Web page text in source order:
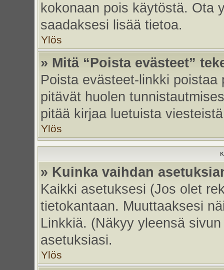
kokonaan pois käytöstä. Ota
saadaksesi lisää tietoa.
Ylös
» Mitä “Poista evästeet”
Poista evästeet-linkki
pitävät huolen
pitää kirjaa luetuista
Ylös
» Kuinka vaihdan
Kaikki asetuksesi (Jos olet
tietokantaan. Muuttaaksesi
Linkkiä. (Näkyy yleensä
asetuksiasi.
Ylös